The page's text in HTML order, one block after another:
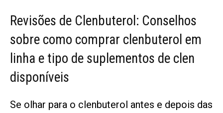
Revisões de Clenbuterol: Conselhos
sobre como comprar clenbuterol em
linha e tipo de suplementos de clen
disponíveis
Se olhar para o clenbuterol antes e depois das